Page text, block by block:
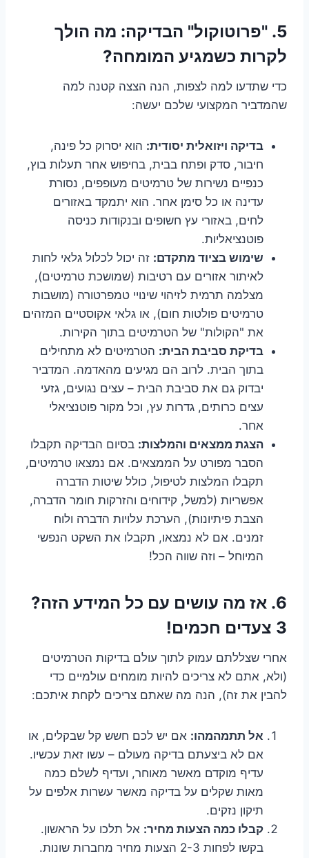
5. "פרוטוקול" הבדיקה: מה הולך
לקרות כשמגיע המומחה?
כדי שתדעו למה לצפות, הנה הצצה קטנה למה
שהמדביר המקצועי שלכם יעשה:
בדיקה ויזואלית יסודית: הוא יסרוק כל פינה,
חיבור, סדק ופתח בבית, בחיפוש אחר תעלות בוץ,
כנפיים נשירות של טרמיטים מעופפים, נסורת
עדינה או כל סימן אחר. הוא יתמקד באזורים
לחים, באזורי עץ חשופים ובנקודות כניסה
פוטנציאליות.
שימוש בציוד מתקדם: זה יכול לכלול גלאי לחות
לאיתור אזורים עם רטיבות (שמושכת טרמיטים),
מצלמה תרמית לזיהוי שינויי טמפרטורה (מושבות
טרמיטים פולטות חום), או גלאי אקוסטיים המזהים
את "הקולות" של הטרמיטים בתוך הקירות.
בדיקת סביבת הבית: הטרמיטים לא מתחילים
בתוך הבית. לרוב הם מגיעים מהאדמה. המדביר
יבדוק גם את סביבת הבית – עצים נגועים, גזעי
עצים כרותים, גדרות עץ, וכל מקור פוטנציאלי
אחר.
הצגת ממצאים והמלצות: בסיום הבדיקה תקבלו
הסבר מפורט על הממצאים. אם נמצאו טרמיטים,
תקבלו המלצות לטיפול, כולל שיטות הדברה
אפשריות (למשל, קידוחים והזרקות חומר הדברה,
הצבת פיתיונות), הערכת עלויות הדברה ולוח
זמנים. אם לא נמצאו, תקבלו את השקט הנפשי
המיוחל – וזה שווה הכל!
6. אז מה עושים עם כל המידע הזה?
3 צעדים חכמים!
אחרי שצללתם עמוק לתוך עולם בדיקות הטרמיטים
(ולא, אתם לא צריכים להיות מומחים עולמיים כדי
להבין את זה), הנה מה שאתם צריכים לקחת איתכם:
אל תתמהמהו: אם יש לכם חשש קל שבקלים, או
אם לא ביצעתם בדיקה מעולם – עשו זאת עכשיו.
עדיף מוקדם מאשר מאוחר, ועדיף לשלם כמה
מאות שקלים על בדיקה מאשר עשרות אלפים על
תיקון נזקים.
קבלו כמה הצעות מחיר: אל תלכו על הראשון.
בקשו לפחות 2-3 הצעות מחיר מחברות שונות.